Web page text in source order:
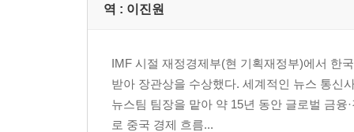
행복 경험
감사의 글
참고자료
역 : 이진원
IMF 시절 재정경제부(현 기획재정부)에서 한
받아 장관상을 수상했다. 세계적인 뉴스 통신
뉴스팀 팀장을 맡아 약 15년 동안 글로벌 금
로 중국 경제 흐름...